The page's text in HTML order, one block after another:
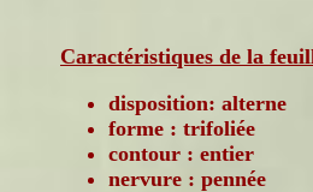
Caractéristiques de la
disposition: alterne
forme : trifoliée
contour : entier
nervure : pennée